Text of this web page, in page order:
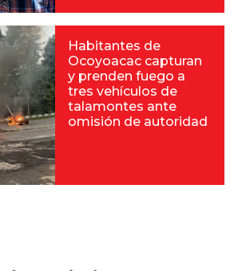
Habitantes de
Ocoyoacac capturan
y prenden fuego a
tres vehículos de
talamontes ante
omisión de autoridad